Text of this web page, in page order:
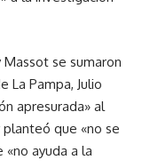
se sumaron
La Pampa, Julio
apresurada» al
que «no se
ayuda a la